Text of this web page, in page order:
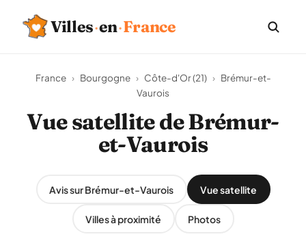
Villes·en·France
France › Bourgogne › Côte-d'Or (21) › Brémur-et-
Vaurois
Vue satellite de Brémur-
et-Vaurois
Avis sur Brémur-et-Vaurois Vue satellite
Villes à proximité Photos